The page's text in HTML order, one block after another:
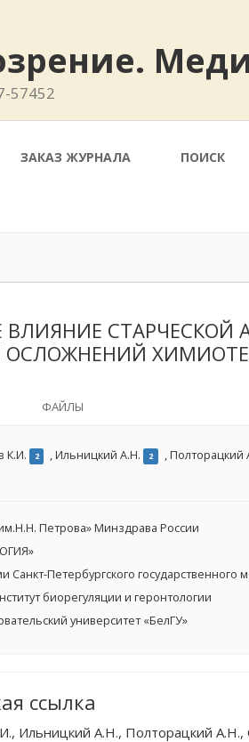
57452
ЗАКАЗ ЖУРНАЛА ПОИСК
СТАРЧЕСКОЙ
ОСЛОЖНЕНИЙ
ФАЙЛЫ
К.И. 2 ,Ильницкий А.Н. 2 ,Полторацкий
Петрова» Минздрава России
Санкт-Петербургского
биорегуляции и геронтологии
университет «БелГУ»
ссылка
Ильницкий А.Н., Полторацкий А.Н.,